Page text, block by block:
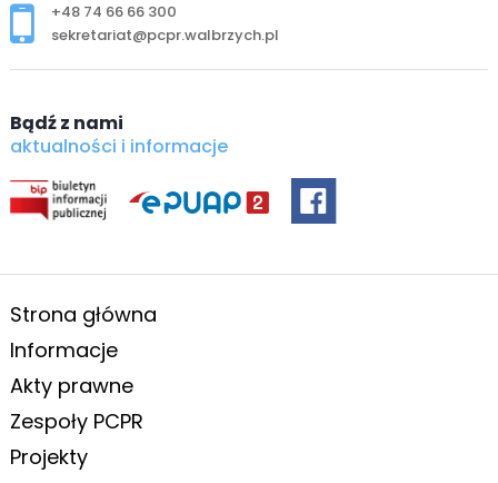
+48 74 66 66 300
sekretariat@pcpr.walbrzych.pl
Bądź z nami
aktualności i informacje
Strona główna
Informacje
Akty prawne
Zespoły PCPR
Projekty